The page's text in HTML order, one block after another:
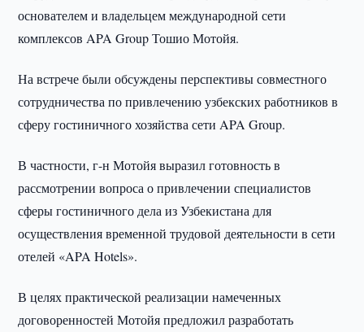
основателем и владельцем международной сети
комплексов APA Group Тошио Мотойя.
На встрече были обсуждены перспективы совместного
сотрудничества по привлечению узбекских работников в
сферу гостиничного хозяйства сети APA Group.
В частности, г-н Мотойя выразил готовность в
рассмотрении вопроса о привлечении специалистов
сферы гостиничного дела из Узбекистана для
осуществления временной трудовой деятельности в сети
отелей «APA Hotels».
В целях практической реализации намеченных
договоренностей Мотойя предложил разработать